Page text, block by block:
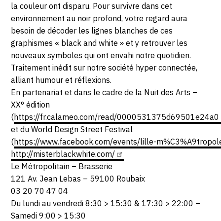
la couleur ont disparu. Pour survivre dans cet
environnement au noir profond, votre regard aura
besoin de décoder les lignes blanches de ces
graphismes « black and white » et y retrouver les
nouveaux symboles qui ont envahi notre quotidien.
Traitement inédit sur notre société hyper connectée,
alliant humour et réflexions.
En partenariat et dans le cadre de la Nuit des Arts –
XX° édition
(https://fr.calameo.com/read/0000531375d69501e24a0
et du World Design Street Festival
(https://www.facebook.com/events/lille-
http://misterblackwhite.com/
Le Métropolitain – Brasserie
121 Av. Jean Lebas – 59100 Roubaix
03 20 70 47 04
Du lundi au vendredi 8:30 > 15:30 & 17:30 > 22:00 –
Samedi 9:00 > 15:30